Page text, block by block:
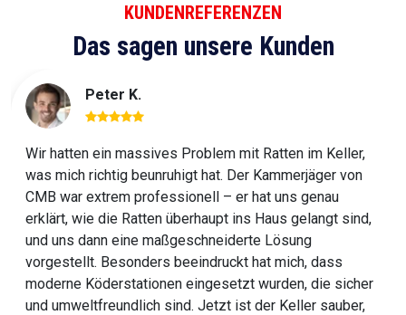
KUNDENREFERENZEN
Das sagen unsere Kunden
Peter K.
Wir hatten ein massives Problem mit Ratten im Keller,
was mich richtig beunruhigt hat. Der Kammerjäger von
CMB war extrem professionell – er hat uns genau
erklärt, wie die Ratten überhaupt ins Haus gelangt sind,
und uns dann eine maßgeschneiderte Lösung
vorgestellt. Besonders beeindruckt hat mich, dass
moderne Köderstationen eingesetzt wurden, die sicher
und umweltfreundlich sind. Jetzt ist der Keller sauber,